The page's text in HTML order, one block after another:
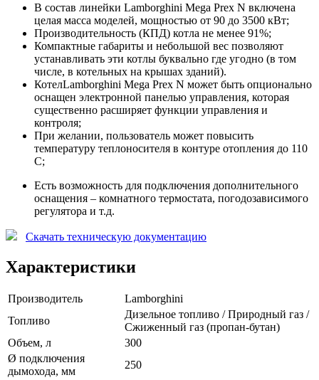
В состав линейки Lamborghini Mega Prex N включена
целая масса моделей, мощностью от 90 до 3500 кВт;
Производительность (КПД) котла не менее 91%;
Компактные габариты и небольшой вес позволяют
устанавливать эти котлы буквально где угодно (в том
числе, в котельных на крышах зданий).
КотелLamborghini Mega Prex N может быть опционально
оснащен электронной панелью управления, которая
существенно расширяет функции управления и
контроля;
При желании, пользователь может повысить
температуру теплоносителя в контуре отопления до 110
С;
Есть возможность для подключения дополнительного
оснащения – комнатного термостата, погодозависимого
регулятора и т.д.
Скачать техническую документацию
Характеристики
Производитель
Lamborghini
Топливо
Дизельное топливо / Природный газ /
Сжиженный газ (пропан-бутан)
Объем, л
300
Ø подключения
дымохода, мм
250